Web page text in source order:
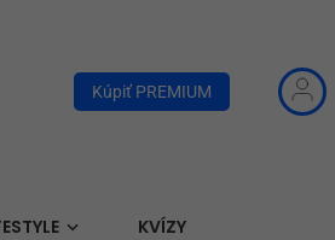
Kúpiť PREMIUM
KVÍZY